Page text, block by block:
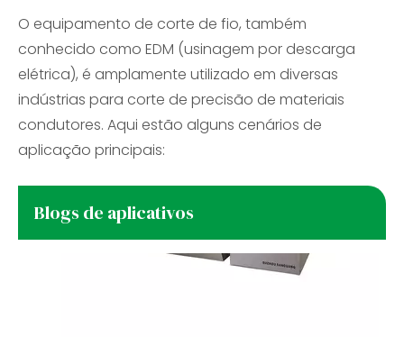
O equipamento de corte de fio, também
conhecido como EDM (usinagem por descarga
elétrica), é amplamente utilizado em diversas
indústrias para corte de precisão de materiais
condutores. Aqui estão alguns cenários de
aplicação principais:
Blogs de aplicativos